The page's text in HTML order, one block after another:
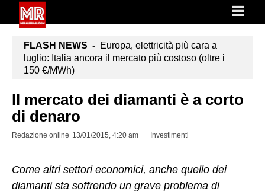
FLASH NEWS - Europa, elettricità più cara a
luglio: Italia ancora il mercato più costoso (oltre i
150 €/MWh)
Il mercato dei diamanti è a corto
di denaro
Redazione online 13/01/2015, 4:20 am Investimenti
Come altri settori economici, anche quello dei
diamanti sta soffrendo un grave problema di